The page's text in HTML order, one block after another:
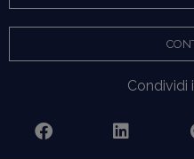
Condividi